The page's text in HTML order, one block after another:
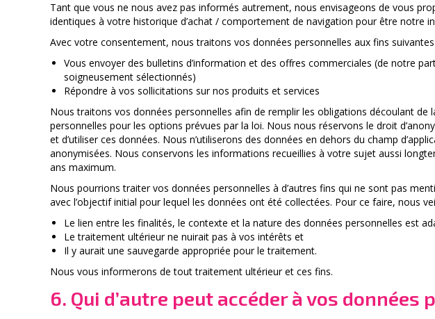
Tant que vous ne nous avez pas informés autrement, nous envisageons de vous
identiques à votre historique d’achat / comportement de navigation pour être notre
Avec votre consentement, nous traitons vos données personnelles aux fins suivantes
Vous envoyer des bulletins d’information et des offres commerciales (de notre
soigneusement sélectionnés)
Répondre à vos sollicitations sur nos produits et services
Nous traitons vos données personnelles afin de remplir les obligations découlant de
personnelles pour les options prévues par la loi. Nous nous réservons le droit
et d’utiliser ces données. Nous n’utiliserons des données en dehors du champ
anonymisées. Nous conservons les informations recueillies à votre sujet aussi
ans maximum.
Nous pourrions traiter vos données personnelles à d’autres fins qui ne sont pas
avec l’objectif initial pour lequel les données ont été collectées. Pour ce faire, nous
Le lien entre les finalités, le contexte et la nature des données personnelles est
Le traitement ultérieur ne nuirait pas à vos intérêts et
Il y aurait une sauvegarde appropriée pour le traitement.
Nous vous informerons de tout traitement ultérieur et ces fins.
6. Qui d’autre peut accéder à vos données